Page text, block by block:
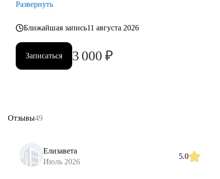
Развернуть
Ближайшая запись11 августа 2026
Записаться 3 000 ₽
Отзывы49
Елизавета
Июль 2026
5.0